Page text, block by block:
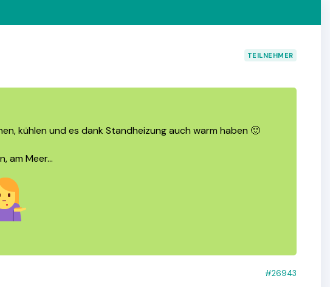
TEILNEHMER
kühlen und es dank Standheizung auch warm haben 🙂
am Meer…
#26943